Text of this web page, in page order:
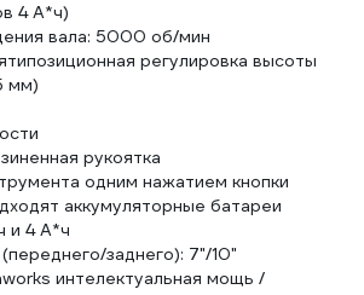
4 А*ч)
вала: 5000 об/мин
регулировка высоты
мм)
рукоятка
одним нажатием кнопки
аккумуляторные батареи
и 4 А*ч
заднего): 7"/10"
интелектуальная мощь /